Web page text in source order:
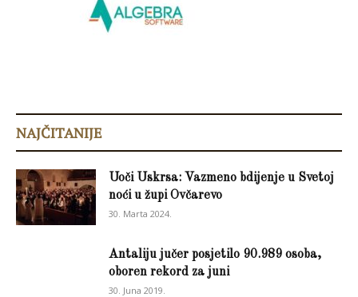
NAJČITANIJE
Uoči Uskrsa: Vazmeno bdijenje u Svetoj
noći u župi Ovčarevo
30. Marta 2024.
Antaliju jučer posjetilo 90.989 osoba,
oboren rekord za juni
30. Juna 2019.